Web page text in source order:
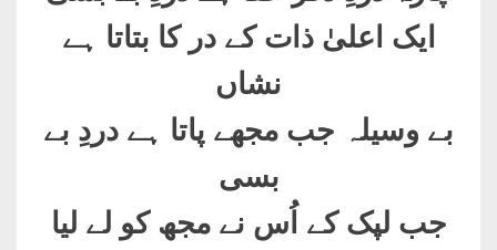
ایک اعلیٰ ذات کے در کا بتاتا ہے
نشاں
بے وسیلہ جب مجھے پاتا ہے دردِ بے
بسی
جب لپک کے اُس نے مجھ کو لے لیا